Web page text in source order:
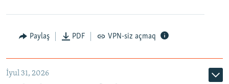
Paylaş PDF VPN-siz açmaq
İyul 31, 2026